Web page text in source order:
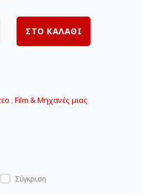
ΣΤΟ ΚΑΛΑΘΙ
,Film & Μηχανές μιας
Σύγκριση